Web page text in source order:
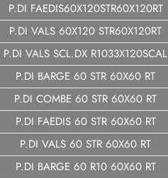
P.DI FAEDIS60X120STR60X120RT
P.DI VALS 60X120 STR60X120RT
P.DI VALS SCL.DX R1033X120SCAL
P.DI BARGE 60 STR 60X60 RT
P.DI COMBE 60 STR 60X60 RT
P.DI FAEDIS 60 STR 60X60 RT
P.DI VALS 60 STR 60X60 RT
P.DI BARGE 60 R10 60X60 RT